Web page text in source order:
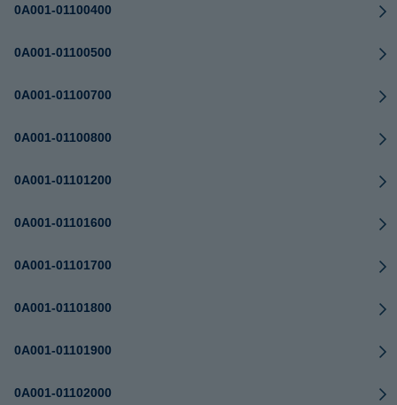
0A001-01100400
0A001-01100500
0A001-01100700
0A001-01100800
0A001-01101200
0A001-01101600
0A001-01101700
0A001-01101800
0A001-01101900
0A001-01102000